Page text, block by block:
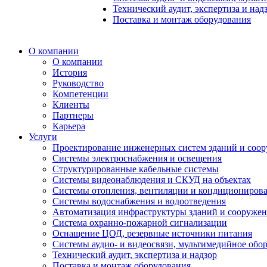
Технический аудит, экспертиза и
Поставка и монтаж оборудования
О компании
О компании
История
Руководство
Компетенции
Клиенты
Партнеры
Карьера
Услуги
Проектирование инженерных систем зданий и
Системы электроснабжения и освещения
Структурированные кабельные системы
Системы видеонаблюдения и СКУД на объектах
Системы отопления, вентиляции и
Системы водоснабжения и водоотведения
Автоматизация инфраструктуры зданий и
Система охранно-пожарной сигнализации
Оснащение ЦОД, резервные источники питания
Системы аудио- и видеосвязи, мультимедийное
Технический аудит, экспертиза и надзор